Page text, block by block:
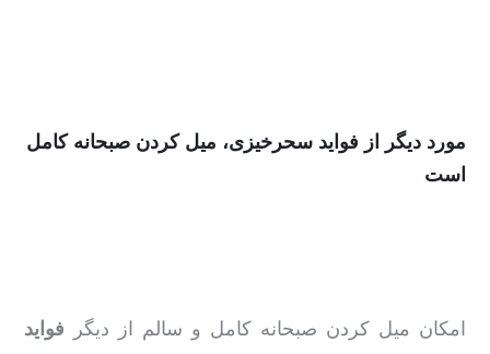
مورد دیگر از فواید سحرخیزی، میل کردن صبحانه کامل
است
امکان میل کردن صبحانه کامل و سالم از دیگر فواید